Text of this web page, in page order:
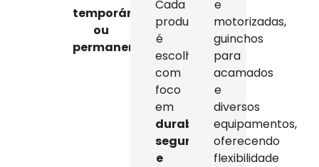
temporário
ou
permanente
Cada
produto
é
escolhido
com
foco
em
durabilidade,
segurança
e
e
motorizadas,
guinchos
para
acamados
e
diversos
equipamentos,
oferecendo
flexibilidade